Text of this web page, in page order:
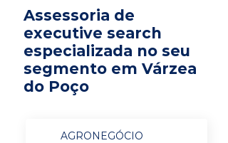
Assessoria de
executive search
especializada no seu
segmento em Várzea
do Poço
AGRONEGÓCIO